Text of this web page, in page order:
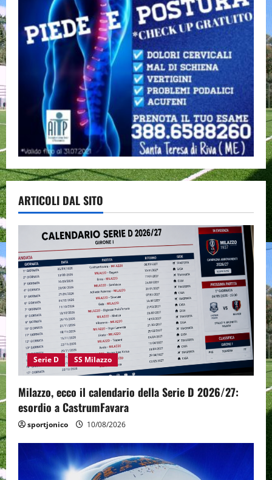
ARTICOLI DAL SITO
Serie D SS Milazzo
Milazzo, ecco il calendario della Serie D 2026/27:
esordio a CastrumFavara
sportjonico 10/08/2026